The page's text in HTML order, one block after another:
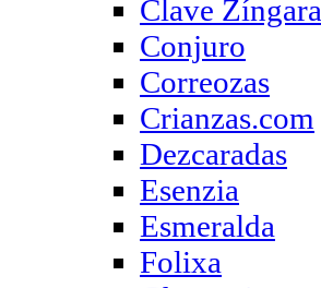
Clave Zíngara
Conjuro
Correozas
Crianzas.com
Dezcaradas
Esenzia
Esmeralda
Folixa